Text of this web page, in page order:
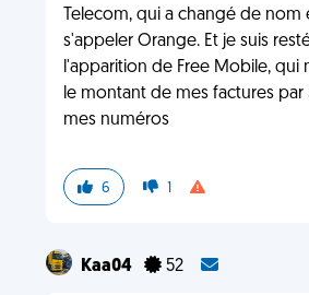
Telecom, qui a changé de nom
s'appeler Orange. Et je suis
l'apparition de Free Mobile, qui
le montant de mes factures
mes numéros
6 1
Kaa04 52